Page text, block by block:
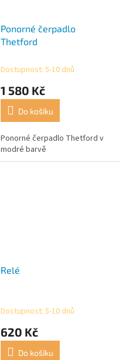
Ponorné čerpadlo
Thetford
Dostupnost: 5-10 dnů
1 580 Kč
Do košíku
Ponorné čerpadlo Thetford v
modré barvě
Relé
Dostupnost: 5-10 dnů
620 Kč
Do košíku